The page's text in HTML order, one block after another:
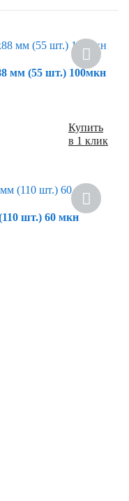
мм (55 шт.) 100мкн
Купить
в 1 клик
шт.) 60 мкн